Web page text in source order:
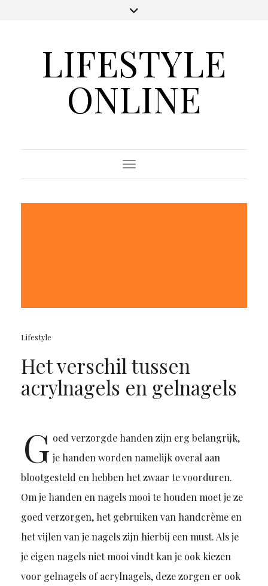
LIFESTYLE
ONLINE
Toggle Navigation
Lifestyle
Het verschil tussen
acrylnagels en gelnagels
G oed verzorgde handen zijn erg belangrijk,
je handen worden namelijk overal aan
blootgesteld en hebben het zwaar te voorduren.
Om je handen en nagels mooi te houden moet je ze
goed verzorgen, het gebruiken van handcrème en
het vijlen van je nagels zijn hierbij een must. Als je
je eigen nagels niet mooi vindt kan je ook kiezen
voor gelnagels of acrylnagels, deze zorgen er ook